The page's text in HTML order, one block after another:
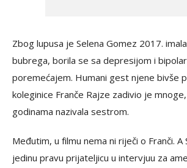
Zbog lupusa je Selena Gomez 2017.
bubrega, borila se sa depresijom i
poremećajem. Humani gest njene bivše
koleginice Franče Rajze zadivio je
godinama nazivala sestrom.
Međutim, u filmu nema ni riječi o Franči. A
jedinu pravu prijateljicu u intervjuu za